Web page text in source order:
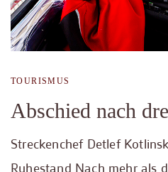
TOURISMUS
Abschied nach
Streckenchef Detlef
Ruhestand Nach mehr als